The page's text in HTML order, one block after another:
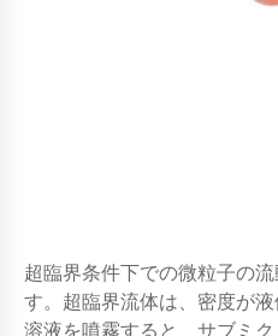
超臨界条件下での微粒子の
す。超臨界流体は、密度が
溶液を噴霧すると、サブミ